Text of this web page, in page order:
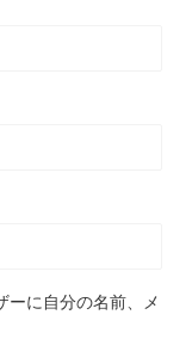
ーに自分の名前、メ